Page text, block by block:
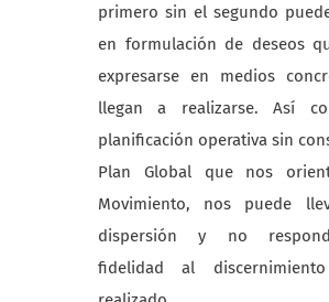
primero sin el segundo
en formulación de deseos
expresarse en medios
llegan a realizarse. Así
planificación operativa sin
Plan Global que nos
Movimiento, nos puede
dispersión y no
fidelidad al